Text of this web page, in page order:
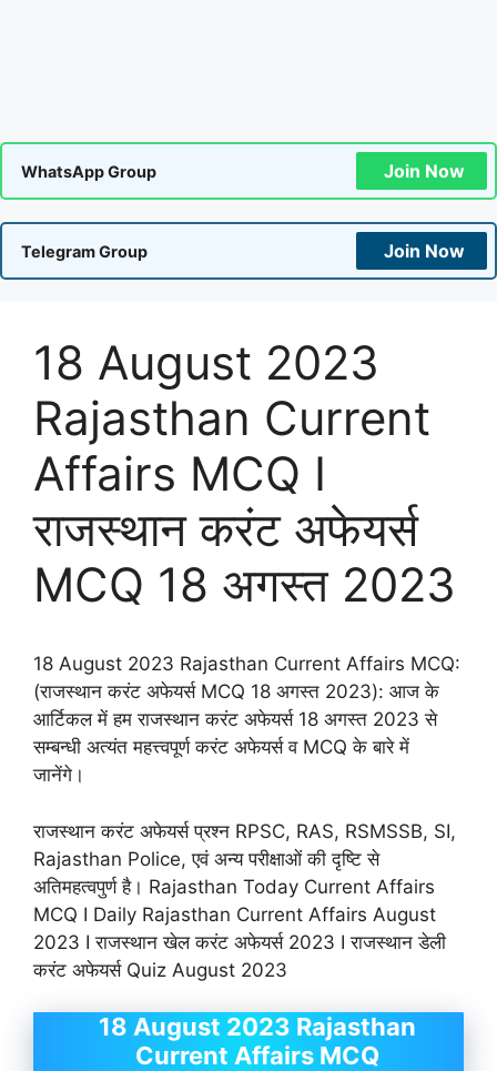
WhatsApp Group Join Now
Telegram Group Join Now
18 August 2023
Rajasthan Current
Affairs MCQ I
राजस्थान करंट अफेयर्स
MCQ 18 अगस्त 2023
18 August 2023 Rajasthan Current Affairs MCQ:
(राजस्थान करंट अफेयर्स MCQ 18 अगस्त 2023): आज के
आर्टिकल में हम राजस्थान करंट अफेयर्स 18 अगस्त 2023 से
सम्बन्धी अत्यंत महत्त्वपूर्ण करंट अफेयर्स व MCQ के बारे में
जानेंगे।
राजस्थान करंट अफेयर्स प्रश्न RPSC, RAS, RSMSSB, SI,
Rajasthan Police, एवं अन्य परीक्षाओं की दृष्टि से
अतिमहत्वपुर्ण है। Rajasthan Today Current Affairs
MCQ I Daily Rajasthan Current Affairs August
2023 I राजस्थान खेल करंट अफेयर्स 2023 I राजस्थान डेली
करंट अफेयर्स Quiz August 2023
18 August 2023 Rajasthan
Current Affairs MCQ